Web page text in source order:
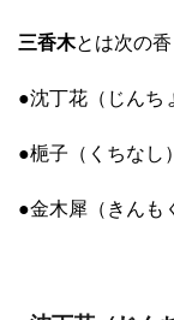
三香木とは次の
●沈丁花（じんち
●梔子（くちなし）
●金木犀（きんも